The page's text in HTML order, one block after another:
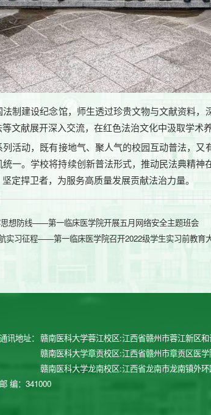
制建设纪念馆，师生透过珍贵文物与文献资料
文献展开深入交流，在红色法治文化中汲取学术
列活动，既有接地气、聚人气的校园互动普法，
一。学校将持续创新普法形式，推动民法典精
定捍卫者，为服务高质量发展贡献法治力量。
想防线——第一临床医学院开展五月网络安全主题班会
实习征程——第一临床医学院召开2022级学生实习前教育
通讯地址： 赣南医科大学蓉江校区:江西省赣州市蓉江新区
赣南医科大学章贡校区:江西省赣州市章贡区医
赣南医科大学龙南校区:江西省龙南市龙南镇外
邮 编：341000